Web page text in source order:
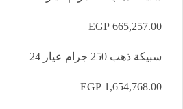
665,257.00 EGP
سبيكة ذهب 250 جرام عيار 24
1,654,768.00 EGP